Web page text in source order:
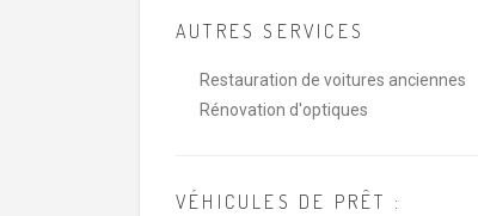
AUTRES SERVICES
Restauration de voitures anciennes
Rénovation d'optiques
VÉHICULES DE PRÊT :